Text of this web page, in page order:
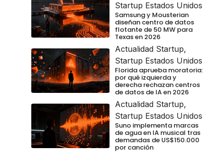
Startup Estados Unidos
Samsung y Mousterian
diseñan centro de datos
flotante de 50 MW para
Texas en 2026
Actualidad Startup,
Startup Estados Unidos
Florida aprueba moratoria:
por qué izquierda y
derecha rechazan centros
de datos de IA en 2026
Actualidad Startup,
Startup Estados Unidos
Suno implementa marcas
de agua en IA musical tras
demandas de US$150.000
por canción